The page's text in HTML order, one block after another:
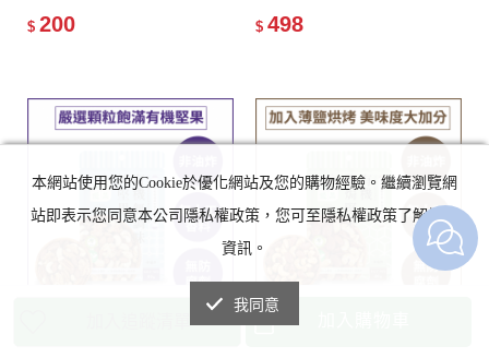
加入追蹤清單
$ 200 $ 498
本網站使用您的Cookie於優化網站及您的購物經驗。繼續瀏覽網
站即表示您同意本公司隱私權政策，您可至隱私權政策了解詳細
資訊。
我同意